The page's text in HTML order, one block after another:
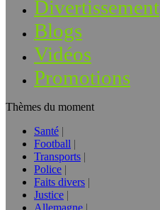
Divertissement
Blogs
Vidéos
Promotions
Thèmes du moment
Santé
Football
Transports
Police
Faits divers
Justice
Allemagne